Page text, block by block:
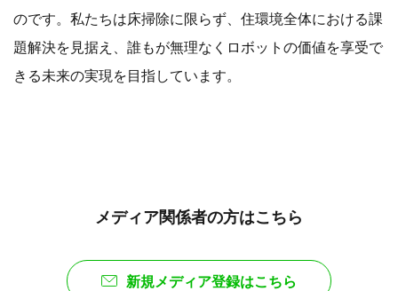
のです。私たちは床掃除に限らず、住環境全体における課
題解決を見据え、誰もが無理なくロボットの価値を享受で
きる未来の実現を目指しています。
メディア関係者の方はこちら
新規メディア登録はこちら